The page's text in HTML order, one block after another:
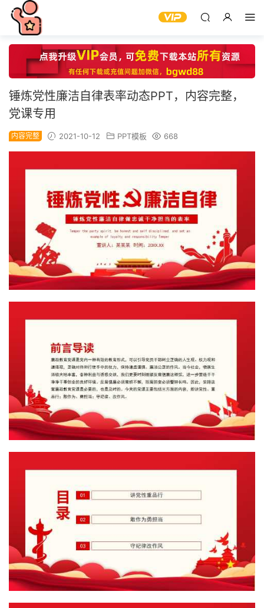
锤炼党性廉洁自律表率动态PPT，内容完整，
党课专用
内容完整 2021-10-12 PPT模板 668